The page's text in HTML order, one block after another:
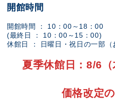
開館時間
開館時間 ： 10：00～18：00
(最終日 ： 10：00～15：00)
休館日 ： 日曜日・祝日の一部（
夏季休館日：8/6（
価格改定